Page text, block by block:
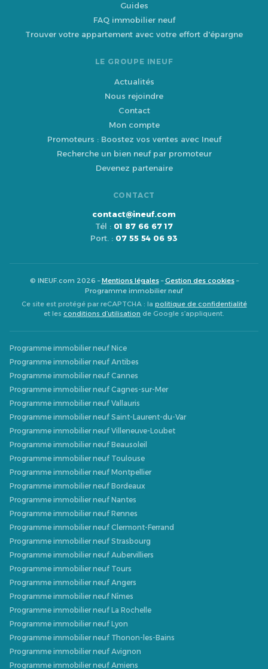
Guides
FAQ immobilier neuf
Trouver votre appartement avec votre effort d'épargne
LE GROUPE INEUF
Actualités
Nous rejoindre
Contact
Mon compte
Promoteurs : Boostez vos ventes avec Ineuf
Recherche un bien neuf par promoteur
Devenez partenaire
CONTACT
contact@ineuf.com
Tél : 01 87 66 67 17
Port. : 07 55 54 06 93
© INEUF.com 2026 –Mentions légales–Gestion des cookies–
Programme immobilier neuf
Ce site est protégé par reCAPTCHA : la politique de confidentialité
et les conditions d’utilisation de Google s’appliquent.
Programme immobilier neuf Nice
Programme immobilier neuf Antibes
Programme immobilier neuf Cannes
Programme immobilier neuf Cagnes-sur-Mer
Programme immobilier neuf Vallauris
Programme immobilier neuf Saint-Laurent-du-Var
Programme immobilier neuf Villeneuve-Loubet
Programme immobilier neuf Beausoleil
Programme immobilier neuf Toulouse
Programme immobilier neuf Montpellier
Programme immobilier neuf Bordeaux
Programme immobilier neuf Nantes
Programme immobilier neuf Rennes
Programme immobilier neuf Clermont-Ferrand
Programme immobilier neuf Strasbourg
Programme immobilier neuf Aubervilliers
Programme immobilier neuf Tours
Programme immobilier neuf Angers
Programme immobilier neuf Nîmes
Programme immobilier neuf La Rochelle
Programme immobilier neuf Lyon
Programme immobilier neuf Thonon-les-Bains
Programme immobilier neuf Avignon
Programme immobilier neuf Amiens